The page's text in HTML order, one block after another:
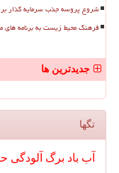
شروع پروسه جذب سرمایه گذار برای راه
فرهنگ محیط زیست به برنامه های
جدیدترین ها
تگها
آب باد برگ آلودگی